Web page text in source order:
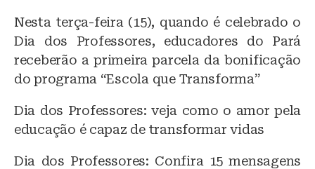
k
Nesta terça-feira (15), quando é celebrado o
Dia dos Professores, educadores do Pará
receberão a primeira parcela da bonificação
do programa “Escola que Transforma”
Dia dos Professores: veja como o amor pela
educação é capaz de transformar vidas
Dia dos Professores: Confira 15 mensagens